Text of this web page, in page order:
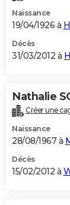
Naissance
19/04/1926 à
Décès
31/03/2012 à
Nathalie
Créer une
Naissance
28/08/1967 à
Décès
15/02/2012 à